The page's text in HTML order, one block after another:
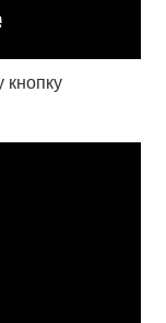
кнопку